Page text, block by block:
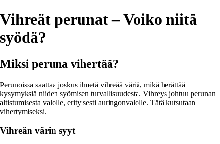
Vihreät perunat – Voiko niitä
syödä?
Miksi peruna vihertää?
Perunoissa saattaa joskus ilmetä vihreää väriä, mikä herättää
kysymyksiä niiden syömisen turvallisuudesta. Vihreys johtuu perunan
altistumisesta valolle, erityisesti auringonvalolle. Tätä kutsutaan
vihertymiseksi.
Vihreän värin syyt